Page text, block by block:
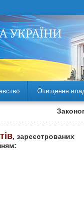
Очищення
, зареєстрованих